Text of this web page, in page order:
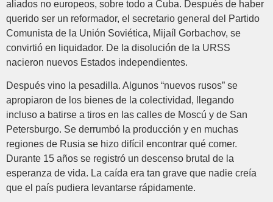
aliados no europeos, sobre todo a Cuba. Después de haber
querido ser un reformador, el secretario general del Partido
Comunista de la Unión Soviética, Mijaíl Gorbachov, se
convirtió en liquidador. De la disolución de la URSS
nacieron nuevos Estados independientes.
Después vino la pesadilla. Algunos “nuevos rusos” se
apropiaron de los bienes de la colectividad, llegando
incluso a batirse a tiros en las calles de Moscú y de San
Petersburgo. Se derrumbó la producción y en muchas
regiones de Rusia se hizo difícil encontrar qué comer.
Durante 15 años se registró un descenso brutal de la
esperanza de vida. La caída era tan grave que nadie creía
que el país pudiera levantarse rápidamente.